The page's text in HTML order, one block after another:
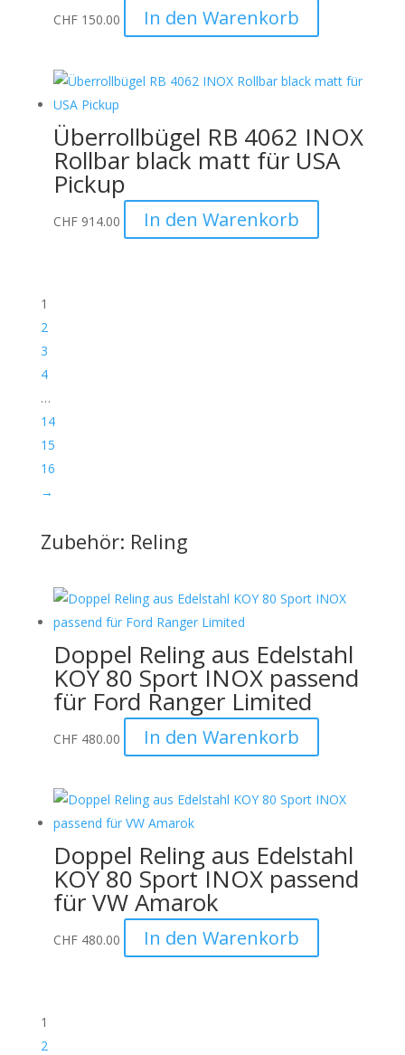
CHF150.00 In den Warenkorb
Überrollbügel RB 4062 INOX
Rollbar black matt für USA
Pickup
CHF914.00 In den Warenkorb
1
2
3
4
…
14
15
16
→
Zubehör: Reling
Doppel Reling aus Edelstahl
KOY 80 Sport INOX passend
für Ford Ranger Limited
CHF480.00 In den Warenkorb
Doppel Reling aus Edelstahl
KOY 80 Sport INOX passend
für VW Amarok
CHF480.00 In den Warenkorb
1
2